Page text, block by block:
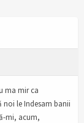
ma mir ca
le Indesam banii
mi, acum,